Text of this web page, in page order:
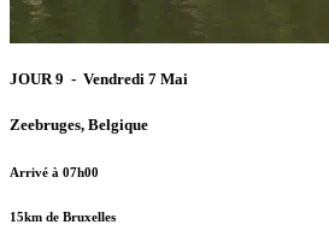
JOUR 9 - Vendredi 7 Mai
Zeebruges, Belgique
Arrivé à 07h00
15km de Bruxelles